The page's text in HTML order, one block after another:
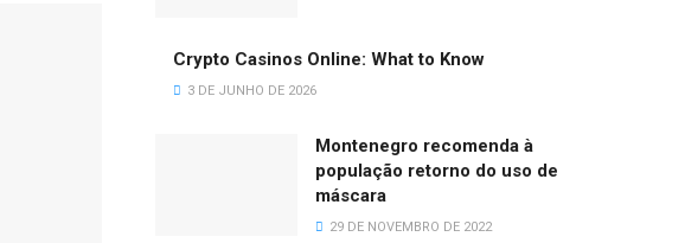
Crypto Casinos Online: What to Know
3 DE JUNHO DE 2026
Montenegro recomenda à
população retorno do uso de
máscara
29 DE NOVEMBRO DE 2022